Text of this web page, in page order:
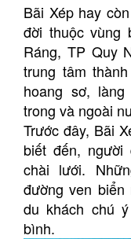
Bãi Xép hay
đời thuộc vùng
Ráng, TP Quy
trung tâm
hoang sơ,
trong và ngoài
Trước đây, Bãi
biết đến,
chài lưới.
đường ven
du khách chú
bình.